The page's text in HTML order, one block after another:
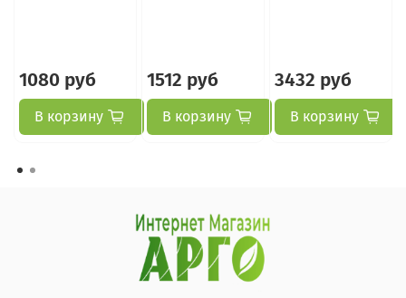
1080 руб
В корзину
1512 руб
В корзину
3432 руб
В корзину